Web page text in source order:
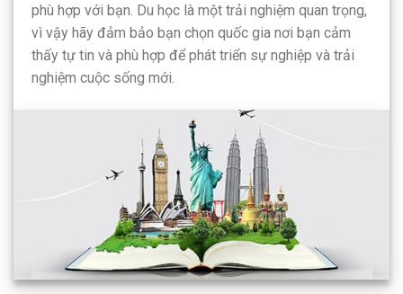
phù hợp với bạn. Du học là một trải nghiệm quan trọng,
vì vậy hãy đảm bảo bạn chọn quốc gia nơi bạn cảm
thấy tự tin và phù hợp để phát triển sự nghiệp và trải
nghiệm cuộc sống mới.